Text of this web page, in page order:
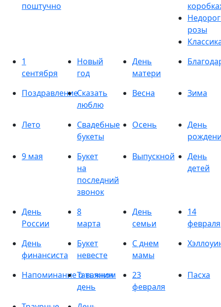
поштучно
розы
1
сентября
Новый
год
День
матери
ПоздравлениеСказать
люблю
Весна Зима
Лето
Свадебные
букеты
Осень
День
9 мая
Букет
на
последний
звонок
Выпускной
День
детей
День
России
8
марта
День
семьи
14
февраля
День
финансиста
Букет
невесте
С днем
мамы
Напоминание о важном
Татьянин
день
23
февраля
Пасха